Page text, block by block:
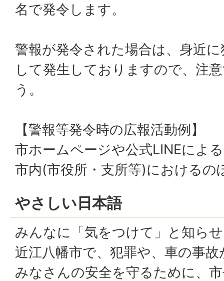
名で発令します。
警報が発令された場合は、身近
して発生しておりますので、注
う。
【警報等発令時の広報活動例】
市ホームページや公式LINEによ
市内(市役所・支所等)におけるの
やさしい日本語
みんなに「気をつけて」と知ら
近江八幡市で、犯罪や、車の事
みなさんの安全を守るために、